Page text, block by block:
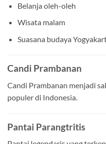
Belanja oleh-oleh
Wisata malam
Suasana budaya
Candi Prambanan
Candi Prambanan menjadi
populer di Indonesia.
Pantai Parangtritis